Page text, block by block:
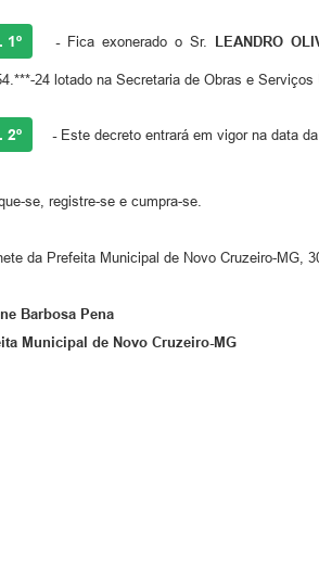
1º - Fica exonerado o Sr. LEANDRO
24 lotado na Secretaria de Obras e
2º - Este decreto entrará em vigor na data
se, registre-se e cumpra-se.
da Prefeita Municipal de Novo Cruzeiro-MG,
Barbosa Pena
Municipal de Novo Cruzeiro-MG